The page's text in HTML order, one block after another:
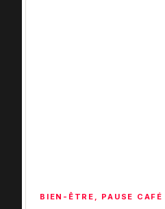
BIEN-ÊTRE , PAUSE CAFÉ